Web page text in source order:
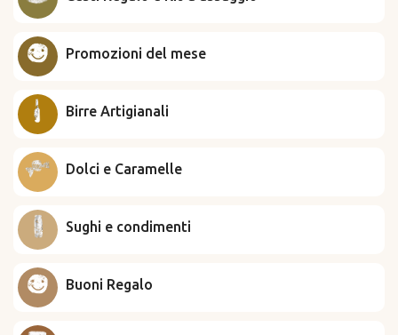
Promozioni del mese
Birre Artigianali
Dolci e Caramelle
Sughi e condimenti
Buoni Regalo